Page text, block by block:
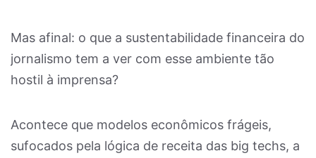
Mas afinal: o que a sustentabilidade financeira do
jornalismo tem a ver com esse ambiente tão
hostil à imprensa?
Acontece que modelos econômicos frágeis,
sufocados pela lógica de receita das big techs, a